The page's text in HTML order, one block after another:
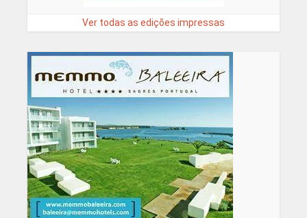
Ver todas as edições impressas